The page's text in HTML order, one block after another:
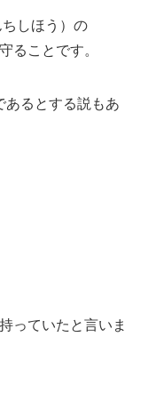
しほう）の
ることです。
あるとする説もあ
っていたと言いま